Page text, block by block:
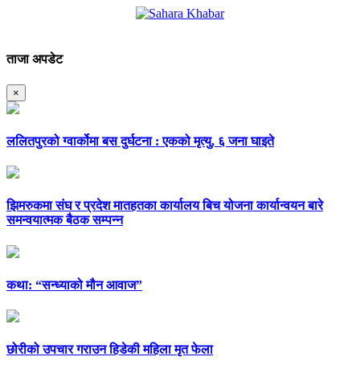
ताजा अपडेट
×
ललितपुरको ग्वार्कोमा बस दुर्घटना : एकको मृत्यु, ६ जना घाइते
झिमरुकमा संघ र प्रदेश मातहतका कार्यालय बिच योजना कार्यान्वयन बारे
समन्वयात्मक बैठक सम्पन्न
कथा: “सन्ध्याको मौन आवाज”
छोरीको उपचार गराउन हिडेकी महिला मृत फेला